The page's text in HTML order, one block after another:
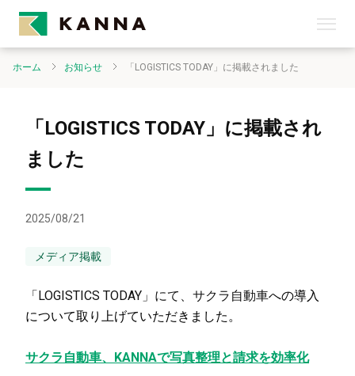
ホーム お知らせ 「LOGISTICS TODAY」に掲載されました
「LOGISTICS TODAY」に掲載され
ました
2025/08/21
メディア掲載
「LOGISTICS TODAY」にて、サクラ自動車への導入
について取り上げていただきました。
サクラ自動車、KANNAで写真整理と請求を効率化